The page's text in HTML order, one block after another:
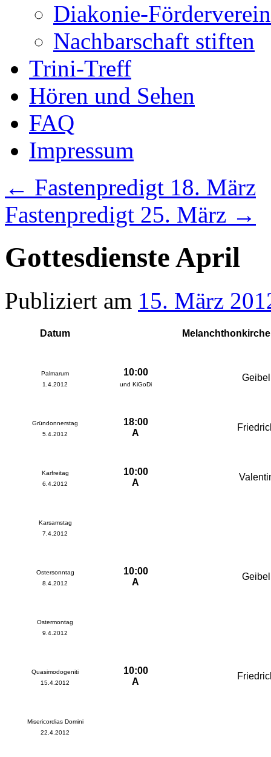
Diakonie-
Nachbarschaft stiften
Trini-Treff
Hören und Sehen
FAQ
Impressum
← Fastenpredigt 18. März
Fastenpredigt 25. März →
Gottesdienste April
Publiziert am 15. März
Datum Melanchthonkirche
Palmarum
1.4.2012
10:00
und KiGoDi
Geibel
Gründonnerstag
5.4.2012
18:00
A
Karfreitag
6.4.2012
10:00
A
Karsamstag
7.4.2012
Ostersonntag
8.4.2012
10:00
A
Geibel
Ostermontag
9.4.2012
Quasimodogeniti
15.4.2012
10:00
A
Misericordias Domini
22.4.2012